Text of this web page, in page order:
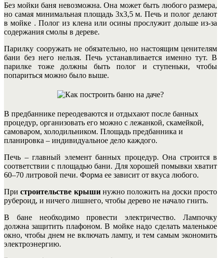
Без мойки баня невозможна. Она может быть любого размера,
но самая минимальная площадь 3х3,5 м. Печь и полог делают
в мойке . Полог из клена или осины прослужит дольше из-за
содержания смолы в дереве.
Парилку сооружать не обязательно, но настоящим ценителям
бани без него нельзя. Печь устанавливается именно тут. В
парилке тоже должны быть полог и ступеньки, чтобы
попариться можно было выше.
В предбаннике переодеваются и отдыхают после банных
процедур, организовать его можно с лежанкой, скамейкой,
самоваром, холодильником. Площадь предбанника и
планировка – индивидуальное дело каждого.
Печь – главный элемент банных процедур. Она строится в
соответствии с площадью бани. Для хорошей помывки хватит
60–70 литровой печи. Форма ее зависит от вкуса любого.
Пристроительстве крышинужно положить на доски просто
рубероид, и ничего лишнего, чтобы дерево не начало гнить.
В бане необходимо провести электричество. Лампочку
должна защитить плафоном. В мойке надо сделать маленькое
окно, чтобы днем не включать лампу, и тем самым экономить
электроэнергию.